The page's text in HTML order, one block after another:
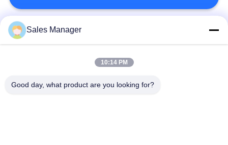
5
หมวดหมู่ยอดนิยม
Sales Manager
10:14 PM
Good day, what product are you looking for?